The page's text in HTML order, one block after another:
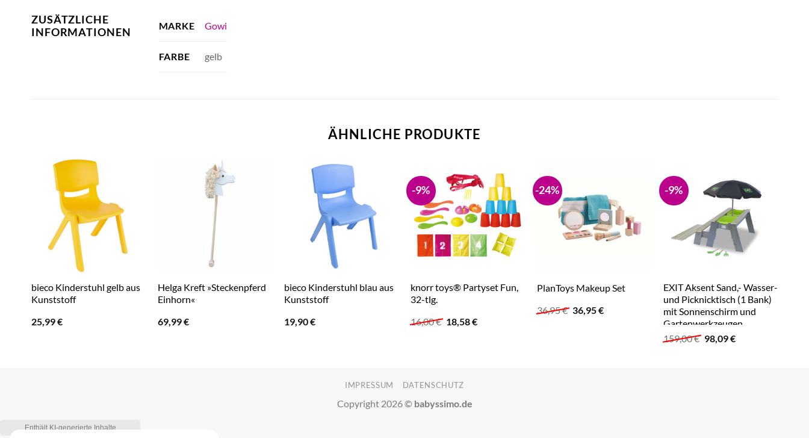
ZUSÄTZLICHE
INFORMATIONEN
MARKE Gowi
FARBE gelb
ÄHNLICHE PRODUKTE
bieco Kinderstuhl gelb aus
Kunststoff
25,99€
Helga Kreft »Steckenpferd
Einhorn«
69,99€
bieco Kinderstuhl blau aus
Kunststoff
19,90€
-9%
knorr toys® Partyset Fun,
32-tlg.
16,00€ Ursprünglicher
Preis
18,58€Aktueller
-24%
PlanToys Makeup Set
36,95€ Ursprünglicher
Preis
36,95€Aktueller
-9%
EXIT Aksent Sand,- Wasser-
und Picknicktisch (1 Bank)
mit Sonnenschirm und
Gartenwerkzeugen
159,00€ Ursprünglicher
Preis
98,09€Aktueller
IMPRESSUM DATENSCHUTZ
Copyright 2026 © babyssimo.de